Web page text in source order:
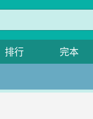
排行 完本